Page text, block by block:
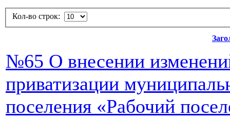
Кол-во строк:
№65 О внесении
приватизации
поселения «Рабочий